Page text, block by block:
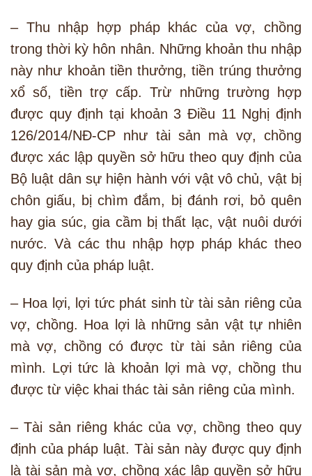
– Thu nhập hợp pháp khác của vợ, chồng
trong thời kỳ hôn nhân. Những khoản thu nhập
này như khoản tiền thưởng, tiền trúng thưởng
xổ số, tiền trợ cấp. Trừ những trường hợp
được quy định tại khoản 3 Điều 11 Nghị định
126/2014/NĐ-CP như tài sản mà vợ, chồng
được xác lập quyền sở hữu theo quy định của
Bộ luật dân sự hiện hành với vật vô chủ, vật bị
chôn giấu, bị chìm đắm, bị đánh rơi, bỏ quên
hay gia súc, gia cầm bị thất lạc, vật nuôi dưới
nước. Và các thu nhập hợp pháp khác theo
quy định của pháp luật.
– Hoa lợi, lợi tức phát sinh từ tài sản riêng của
vợ, chồng. Hoa lợi là những sản vật tự nhiên
mà vợ, chồng có được từ tài sản riêng của
mình. Lợi tức là khoản lợi mà vợ, chồng thu
được từ việc khai thác tài sản riêng của mình.
– Tài sản riêng khác của vợ, chồng theo quy
định của pháp luật. Tài sản này được quy định
là tài sản mà vợ, chồng xác lập quyền sở hữu